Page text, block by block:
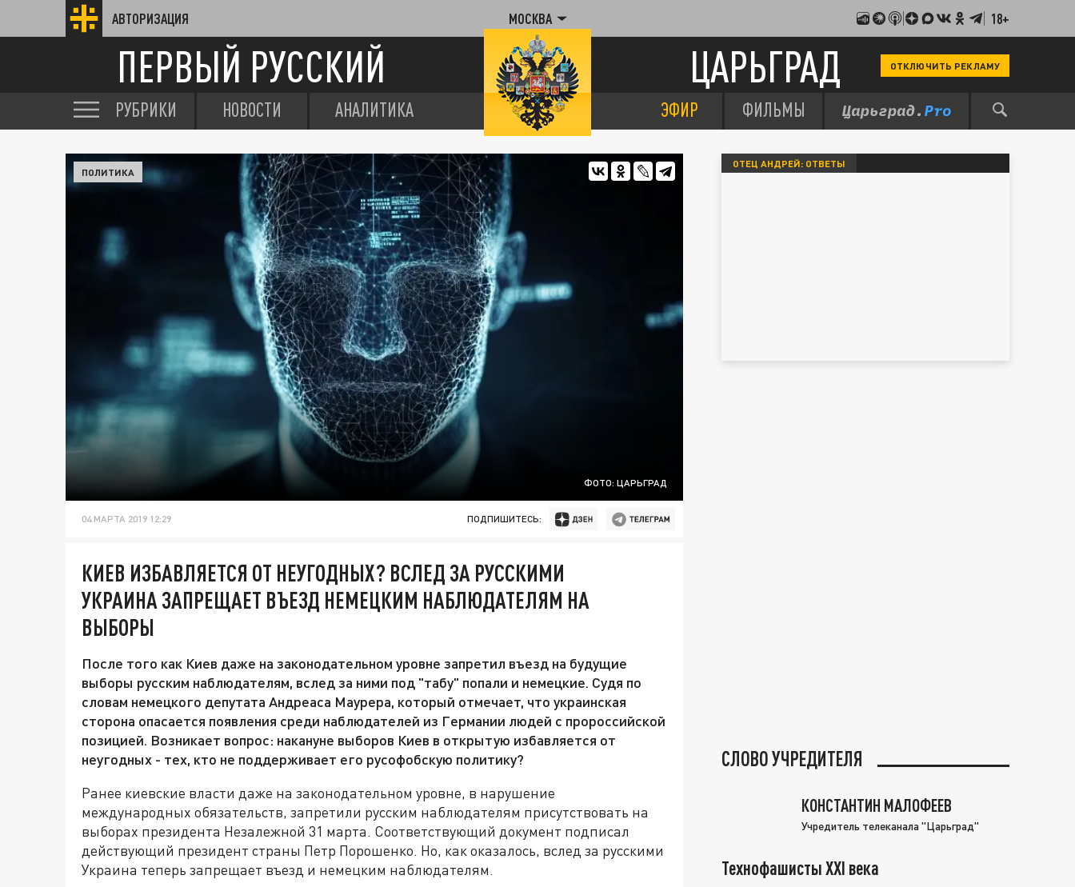
АВТОРИЗАЦИЯ МОСКВА 18+
ПЕРВЫЙ РУССКИЙ ЦАРЬГРАД ОТКЛЮЧИТЬ РЕКЛАМУ
РУБРИКИ НОВОСТИ АНАЛИТИКА ЭФИР ФИЛЬМЫ
ФОТО: ЦАРЬГРАД
ПОЛИТИКА
04 МАРТА 2019 12:29 ПОДПИШИТЕСЬ:
КИЕВ ИЗБАВЛЯЕТСЯ ОТ НЕУГОДНЫХ? ВСЛЕД ЗА РУССКИМИ
УКРАИНА ЗАПРЕЩАЕТ ВЪЕЗД НЕМЕЦКИМ НАБЛЮДАТЕЛЯМ НА
ВЫБОРЫ
После того как Киев даже на законодательном уровне запретил въезд на будущие
выборы русским наблюдателям, вслед за ними под "табу" попали и немецкие. Судя по
словам немецкого депутата Андреаса Маурера, который отмечает, что украинская
сторона опасается появления среди наблюдателей из Германии людей с пророссийской
позицией. Возникает вопрос: накануне выборов Киев в открытую избавляется от
неугодных - тех, кто не поддерживает его русофобскую политику?
Ранее киевские власти даже на законодательном уровне, в нарушение
международных обязательств, запретили русским наблюдателям присутствовать на
выборах президента Незалежной 31 марта. Соответствующий документ подписал
действующий президент страны Петр Порошенко. Но, как оказалось, вслед за русскими
Украина теперь запрещает въезд и немецким наблюдателям.
ОТЕЦ АНДРЕЙ: ОТВЕТЫ
СЛОВО УЧРЕДИТЕЛЯ
КОНСТАНТИН МАЛОФЕЕВ
Учредитель телеканала "Царьград"
Технофашисты XXI века